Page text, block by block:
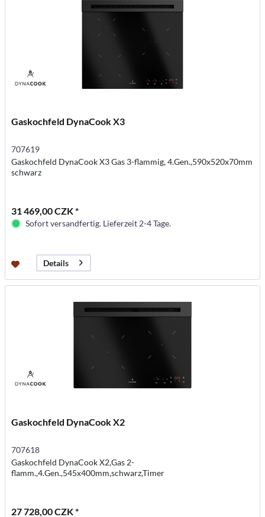
Gaskochfeld DynaCook X3
707619
Gaskochfeld DynaCook X3 Gas 3-flammig, 4.Gen.,590x520x70mm
schwarz
31 469,00 CZK *
Sofort versandfertig. Lieferzeit 2-4 Tage.
Details
Gaskochfeld DynaCook X2
707618
Gaskochfeld DynaCook X2,Gas 2-
flamm.,4.Gen.,545x400mm,schwarz,Timer
27 728,00 CZK *